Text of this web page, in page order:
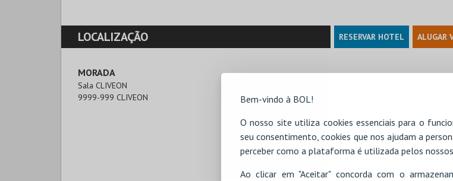
Bem-vindo à BOL!
O nosso site utiliza cookies essenciais para o
seu consentimento, cookies que nos ajudam a
perceber como a plataforma é utilizada pelos
Ao clicar em "Aceitar" concorda com o
LOCALIZAÇÃO RESERVAR HOTEL ALUGAR
MORADA
Sala CLIVEON
9999-999 CLIVEON